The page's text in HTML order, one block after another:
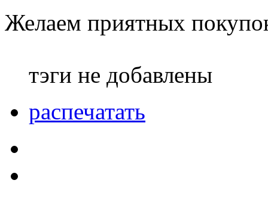
Желаем приятных
тэги не добавлены
распечатать